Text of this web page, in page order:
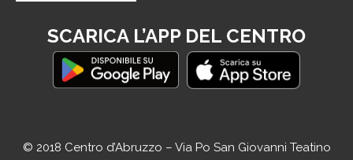
SCARICA L’APP DEL CENTRO
© 2018 Centro d’Abruzzo – Via Po San Giovanni Teatino